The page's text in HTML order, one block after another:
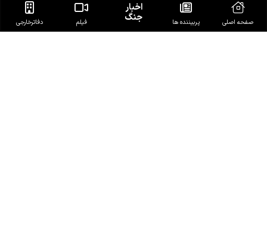
صفحه اصلی پربیننده ها
اخبار
جنگ فیلم دفاتر‌خارجی